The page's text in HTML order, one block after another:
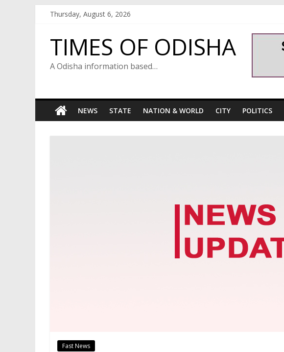
Thursday, August 6, 2026
TIMES OF ODISHA
A Odisha information based…
NEWS STATE NATION & WORLD CITY POLITICS
Fast News